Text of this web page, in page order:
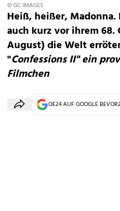
© GC IMAGES
Heiß, heißer, Madonna.
auch kurz vor ihrem 68.
August) die Welt
"Confessions II" ein
Filmchen
OE24 AUF GOOGLE